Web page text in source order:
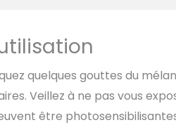
quelques gouttes du
Veillez à ne pas vous
être